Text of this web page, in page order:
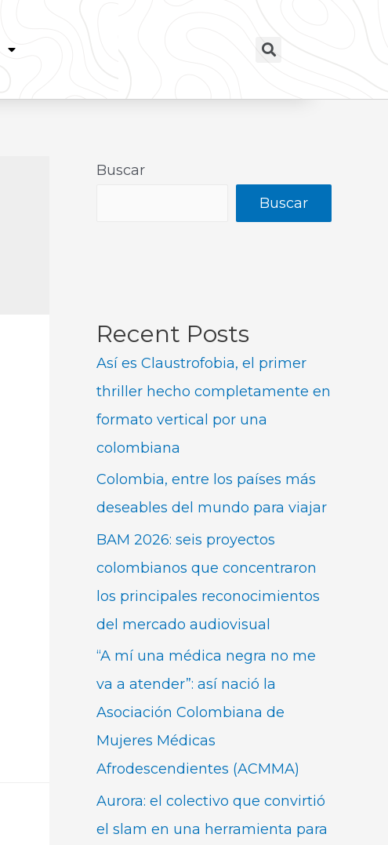
Buscar
Buscar
Recent Posts
Así es Claustrofobia, el primer
thriller hecho completamente en
formato vertical por una
colombiana
Colombia, entre los países más
deseables del mundo para viajar
BAM 2026: seis proyectos
colombianos que concentraron
los principales reconocimientos
del mercado audiovisual
“A mí una médica negra no me
va a atender”: así nació la
Asociación Colombiana de
Mujeres Médicas
Afrodescendientes (ACMMA)
Aurora: el colectivo que convirtió
el slam en una herramienta para